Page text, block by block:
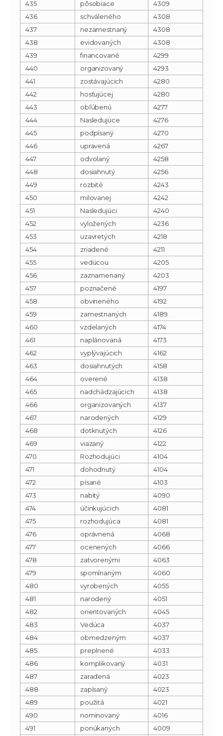
435 pôsobiace
4309
436
schváleného
4308
437
nezamestnaný
4308
438
evidovaných
4308
439
financované
4299
440
organizovaný
4293
441
zostávajúcich
4280
442
hosťujúcej
4280
443
obľúbenú
4277
444
Nasledujúce
4276
445
podpísaný
4270
446
upravená
4267
447
odvolaný
4258
448
dosiahnutý
4256
449
rozbité
4243
450
milovanej
4242
451
Nasledujúci
4240
452
vyložených
4236
453
uzavretých
4218
454
zriadené
4211
455
vedúcou
4205
456
zaznamenaný
4203
457
poznačené
4197
458
obvineného
4192
459
zamestnaných
4189
460
vzdelaných
4174
461
naplánovaná
4173
462
vyplývajúcich
4162
463
dosiahnutých
4158
464
overené
4138
465
nadchádzajúcich
4138
466
organizovaných
4137
467
narodených
4129
468
dotknutých
4126
469
viazaný
4122
470
Rozhodujúci
4104
471
dohodnutý
4104
472
písané
4103
473
nabitý
4090
474
účinkujúcich
4081
475
rozhodujúca
4081
476
oprávnená
4068
477
ocenených
4066
478
zatvorenými
4063
479
spomínaným
4060
480
vyrobených
4055
481
narodený
4051
482
orientovaných
4045
483
Vedúca
4037
484
obmedzeným
4037
485
preplnené
4033
486
komplikovaný
4031
487
zaradená
4023
488
zapísaný
4023
489
použitá
4021
490
nominovaný
4016
491
ponúkaných
4009